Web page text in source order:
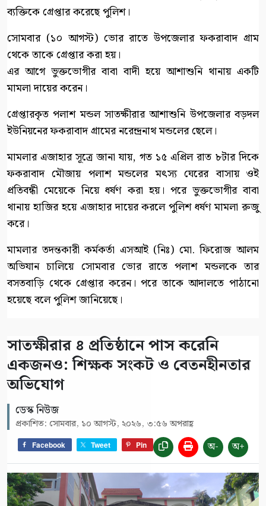
ব্যক্তিকে গ্রেপ্তার করেছে পুলিশ।
সোমবার (১০ আগস্ট) ভোর রাতে উপজেলার ফকরাবাদ গ্রাম
থেকে তাকে গ্রেপ্তার করা হয়।
এর আগে ভুক্তভোগীর বাবা বাদী হয়ে আশাশুনি থানায় একটি
মামলা দায়ের করেন।
গ্রেপ্তারকৃত পলাশ মন্ডল সাতক্ষীরার আশাশুনি উপজেলার বড়দল
ইউনিয়নের ফকরাবাদ গ্রামের নরেন্দ্রনাথ মন্ডলের ছেলে।
মামলার এজাহার সূত্রে জানা যায়, গত ১৫ এপ্রিল রাত ৮টার দিকে
ফকরাবাদ মৌজায় পলাশ মন্ডলের মৎস্য ঘেরের বাসায় ওই
প্রতিবন্ধী মেয়েকে নিয়ে ধর্ষণ করা হয়। পরে ভুক্তভোগীর বাবা
থানায় হাজির হয়ে এজাহার দায়ের করলে পুলিশ ধর্ষণ মামলা রুজু
করে।
মামলার তদন্তকারী কর্মকর্তা এসআই (নিঃ) মো. ফিরোজ আলম
অভিযান চালিয়ে সোমবার ভোর রাতে পলাশ মন্ডলকে তার
বসতবাড়ি থেকে গ্রেপ্তার করেন। পরে তাকে আদালতে পাঠানো
হয়েছে বলে পুলিশ জানিয়েছে।
সাতক্ষীরার ৪ প্রতিষ্ঠানে পাস করেনি
একজনও: শিক্ষক সংকট ও বেতনহীনতার
অভিযোগ
ডেস্ক নিউজ
প্রকাশিত: সোমবার, ১০ আগস্ট, ২০২৬, ৩:৫৬ অপরাহ্ণ
Facebook Tweet Pin অ- অ+